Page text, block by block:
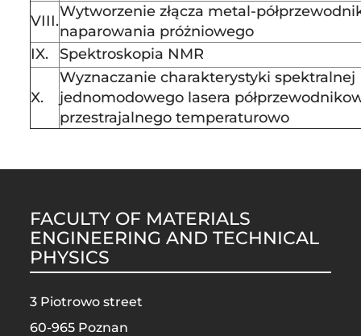
VIII.
Wytworzenie złącza metal-
naparowania próżniowego
IX.
Spektroskopia NMR
X.
Wyznaczanie charakterystyki spektralnej
jednomodowego lasera
przestrajalnego temperaturowo
FACULTY OF MATERIALS
ENGINEERING AND TECHNICAL
PHYSICS
3 Piotrowo street
60-965 Poznan